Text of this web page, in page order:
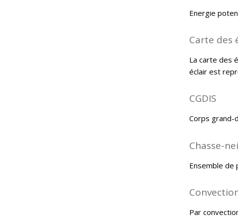
Energie
Carte des
La carte des
éclair est
CGDIS
Corps grand-
Chasse-
Ensemble de
Par